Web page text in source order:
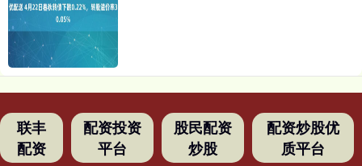
联丰
配资
配资投资
平台
股民配资
炒股
配资炒股优
质平台